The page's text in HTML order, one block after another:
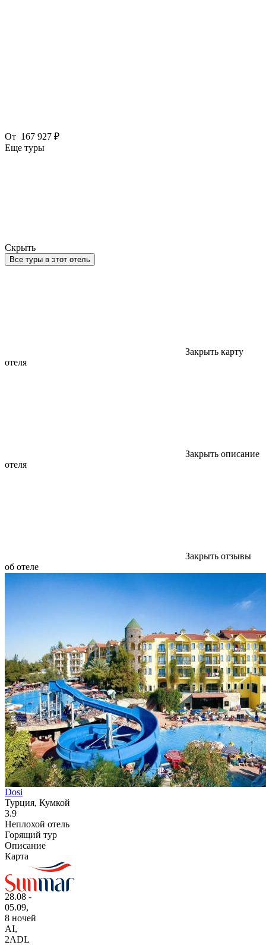
От 167 927 ₽
Еще туры
Скрыть
Все туры в этот отель
Закрыть карту
отеля
Закрыть описание
отеля
Закрыть отзывы
об отеле
Dosi
Турция, Кумкой
3.9
Неплохой отель
Горящий тур
Описание
Карта
28.08 -
05.09,
8 ночей
AI,
2ADL